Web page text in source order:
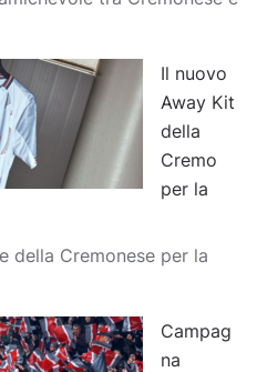
Il nuovo
Away Kit
della
Cremo
per la
della Cremonese per la
Campag
na